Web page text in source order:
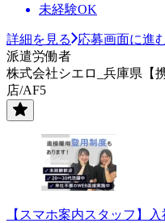
未経験OK
詳細を見る
応募画面に進
派遣労働者
株式会社シエロ_兵庫県【
店/AF5
【スマホ案内スタッフ】